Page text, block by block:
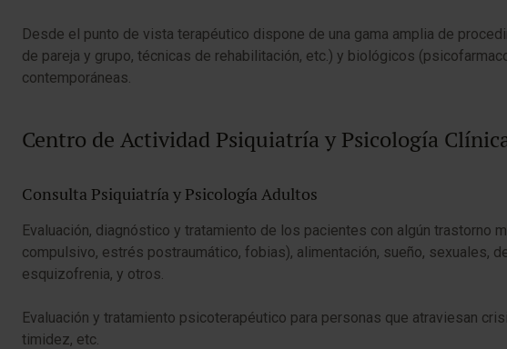
Desde el punto de vista terapéutico dispone de una gama amplia de
de pareja y grupo, técnicas de rehabilitación, etc.) y biológicos
contemporáneas.
​Centro de Actividad Psiquiatría y Psicología
Consulta Psiquiatría y Psicología Adultos
Evaluación, diagnóstico y tratamiento de los pacientes con algún
compulsivo, estrés postraumático, fobias), alimentación, sueño, sexuales,
esquizofrenia, y otros.
Evaluación y tratamiento psicotera​péutico para personas que atraviesan
timidez, etc.​